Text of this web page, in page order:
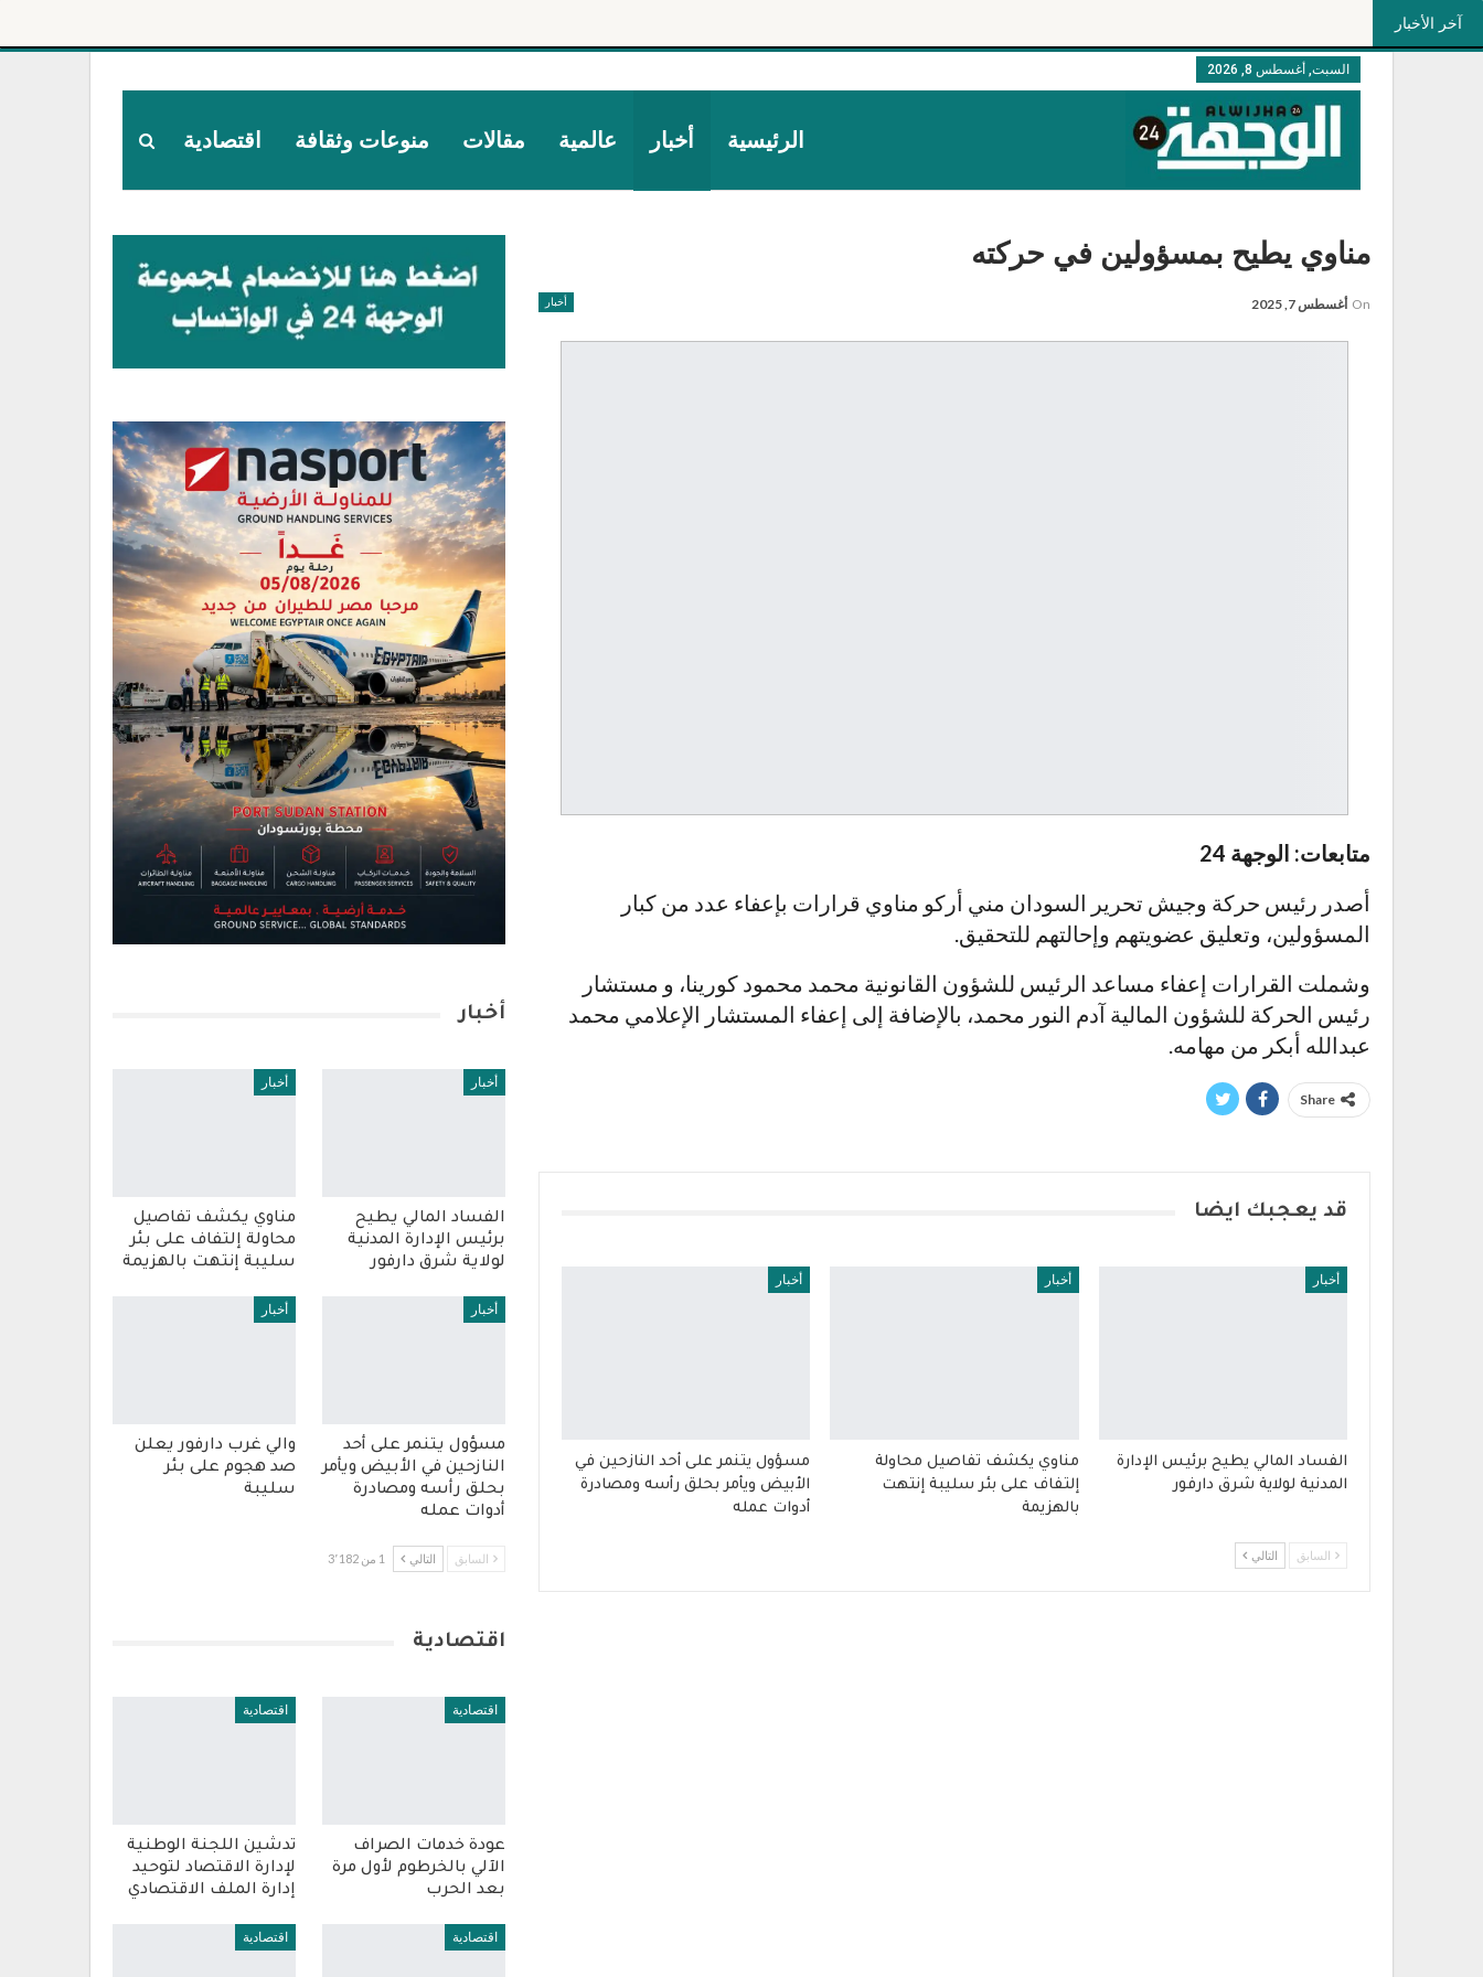
آخر الأخبار
السبت, أغسطس 8, 2026
الرئيسية أخبار عالمية مقالات منوعات وثقافة اقتصادية
مناوي يطيح بمسؤولين في حركته
أخبار On أغسطس 7, 2025
متابعات: الوجهة 24
أصدر رئيس حركة وجيش تحرير السودان مني أركو مناوي قرارات بإعفاء عدد من كبار
المسؤولين، وتعليق عضويتهم وإحالتهم للتحقيق.
وشملت القرارات إعفاء مساعد الرئيس للشؤون القانونية محمد محمود كورينا، و مستشار
رئيس الحركة للشؤون المالية آدم النور محمد، بالإضافة إلى إعفاء المستشار الإعلامي محمد
عبدالله أبكر من مهامه.
Share
قد يعجبك ايضا
أخبار
الفساد المالي يطيح برئيس الإدارة
المدنية لولاية شرق دارفور
أخبار
مناوي يكشف تفاصيل محاولة
إلتفاف على بئر سليبة إنتهت
بالهزيمة
أخبار
مسؤول يتنمر على أحد النازحين في
الأبيض ويأمر بحلق رأسه ومصادرة
أدوات عمله
السابق التالي
أخبار
أخبار
الفساد المالي يطيح
برئيس الإدارة المدنية
لولاية شرق دارفور
أخبار
مناوي يكشف تفاصيل
محاولة إلتفاف على بئر
سليبة إنتهت بالهزيمة
أخبار
مسؤول يتنمر على أحد
النازحين في الأبيض ويأمر
بحلق رأسه ومصادرة
أدوات عمله
أخبار
والي غرب دارفور يعلن
صد هجوم على بئر
سليبة
السابق التالي 1 من 3٬182
اقتصادية
اقتصادية
عودة خدمات الصراف
الآلي بالخرطوم لأول مرة
بعد الحرب
اقتصادية
تدشين اللجنة الوطنية
لإدارة الاقتصاد لتوحيد
إدارة الملف الاقتصادي
اقتصادية اقتصادية